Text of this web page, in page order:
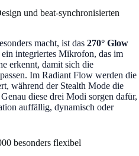
und beat-synchronisierten
macht, ist das 270° Glow
integriertes Mikrofon, das im
erkennt, damit sich die
Im Radiant Flow werden die
während der Stealth Mode die
diese drei Modi sorgen dafür,
auffällig, dynamisch oder
besonders flexibel